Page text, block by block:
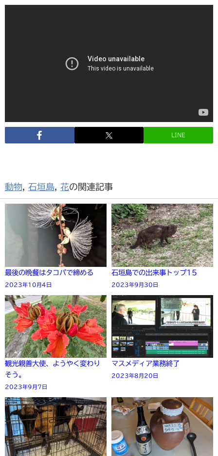
LINE
動物, 石垣島, 花の関連記事
最後の晩餐はタコパで締める
2023年10月4日
石垣島での出来事トップ15
2023年9月30日
観光親善大使、ようやく変わり
そう。
2023年9月7日
マスメディア業務終了
2023年8月20日